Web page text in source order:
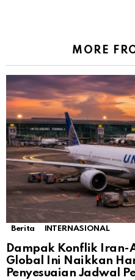
MORE
Berita INTERNASIONAL
Dampak Konflik Iran-
Global Ini Naikkan
Penyesuaian Jadwal